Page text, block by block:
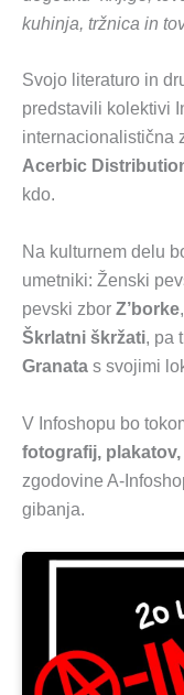
kuhinja, tržnica in
Svojo literaturo in
predstavili kolektivi
internacionalistična
Acerbic
kdo.
Na kulturnem delu
umetniki: Ženski
pevski zbor Z’borke,
Škrlatni škržati, pa
Granata s svojimi
V Infoshopu bo
fotografij,
zgodovine A-
gibanja.